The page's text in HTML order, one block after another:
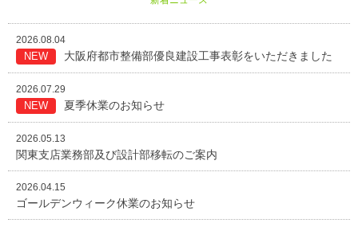
2026.08.04
NEW 大阪府都市整備部優良建設工事表彰をいただきました
2026.07.29
NEW 夏季休業のお知らせ
2026.05.13
関東支店業務部及び設計部移転のご案内
2026.04.15
ゴールデンウィーク休業のお知らせ